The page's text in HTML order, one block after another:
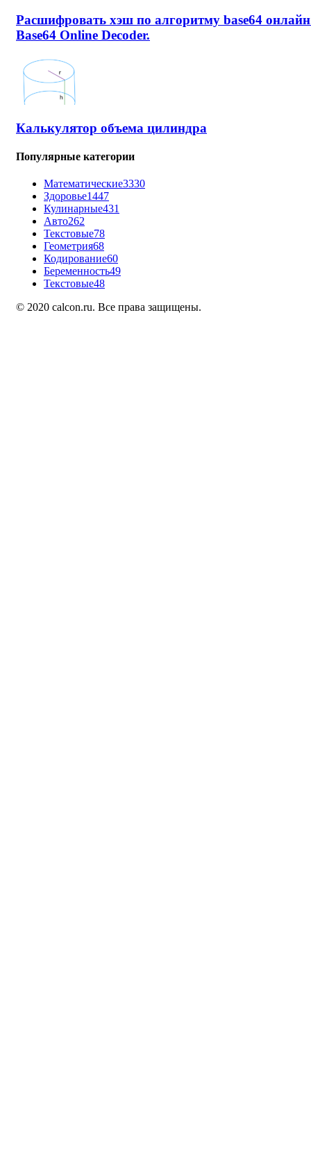
Расшифровать хэш по алгоритму base64
Base64 Online Decoder.
Калькулятор объема цилиндра
Популярные категории
Математические3330
Здоровье1447
Кулинарные431
Авто262
Текстовые78
Геометрия68
Кодирование60
Беременность49
Текстовые48
© 2020 calcon.ru. Все права защищены.